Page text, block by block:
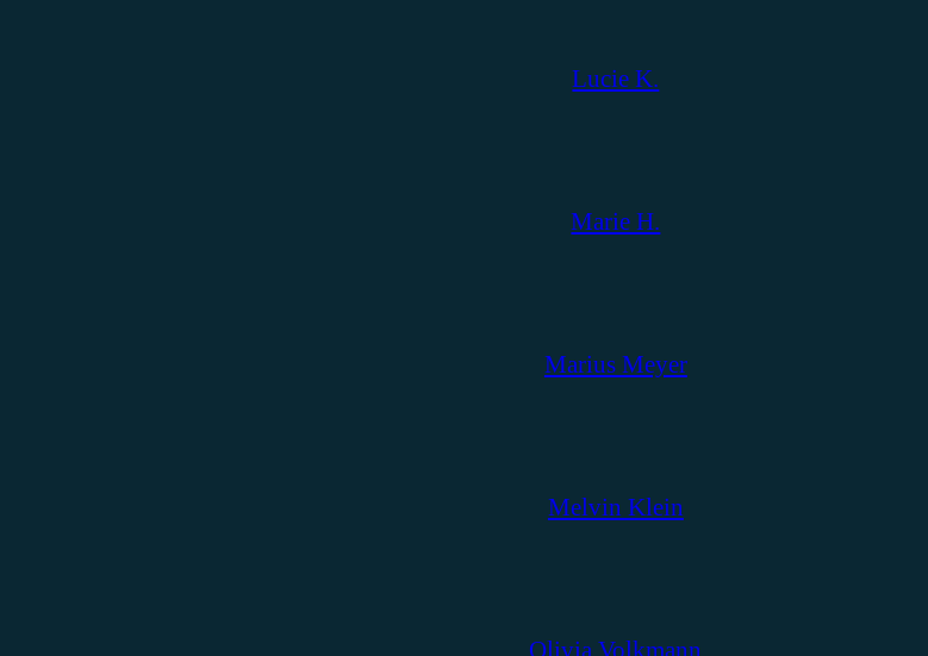
Lucie K.
Marie H.
Marius Meyer
Melvin Klein
Olivia Volkmann